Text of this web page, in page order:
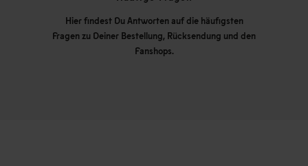
Hier findest Du Antworten auf die häufigsten
Fragen zu Deiner Bestellung, Rücksendung und den
Fanshops.